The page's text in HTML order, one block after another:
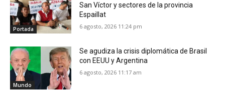
Portada
San Víctor y sectores de la provincia
Espaillat
6 agosto, 2026 11:24 pm
Mundo
Se agudiza la crisis diplomática de Brasil
con EEUU y Argentina
6 agosto, 2026 11:17 am